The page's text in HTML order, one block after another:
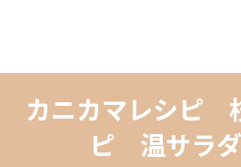
カニカマレシピ
ピ 温サラ